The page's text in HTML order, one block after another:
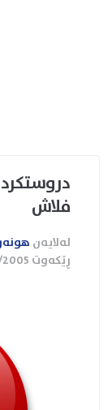
فلاش
لەلایەن
ڕێکەوت